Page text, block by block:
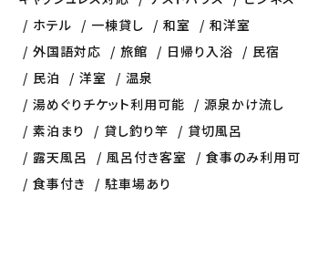
ホテル
一棟貸し 和室
和洋室
外国語対応
旅館 日帰り入浴
民宿
民泊
洋室
温泉
湯めぐりチケット利用可能
源泉かけ流し
素泊まり
貸し釣り竿
貸切風呂
露天風呂
風呂付き客室
食事のみ利用可
食事付き
駐車場あり